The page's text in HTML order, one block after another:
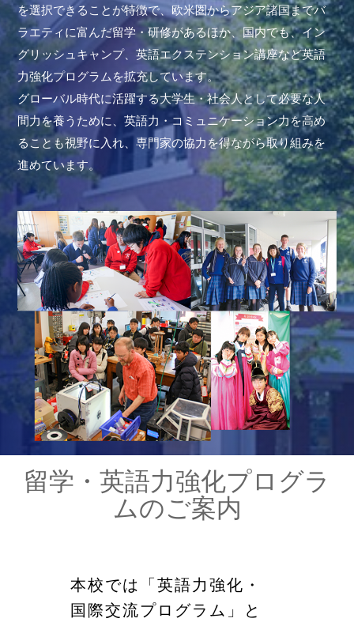
を選択できることが特徴で、欧米圏からアジア諸国までバ
ラエティに富んだ留学・研修があるほか、国内でも、イン
グリッシュキャンプ、英語エクステンション講座など英語
力強化プログラムを拡充しています。
グローバル時代に活躍する大学生・社会人として必要な人
間力を養うために、英語力・コミュニケーション力を高め
ることも視野に入れ、専門家の協力を得ながら取り組みを
進めています。
留学・英語力強化プログラ
ムのご案内
本校では「英語力強化・
国際交流プログラム」と